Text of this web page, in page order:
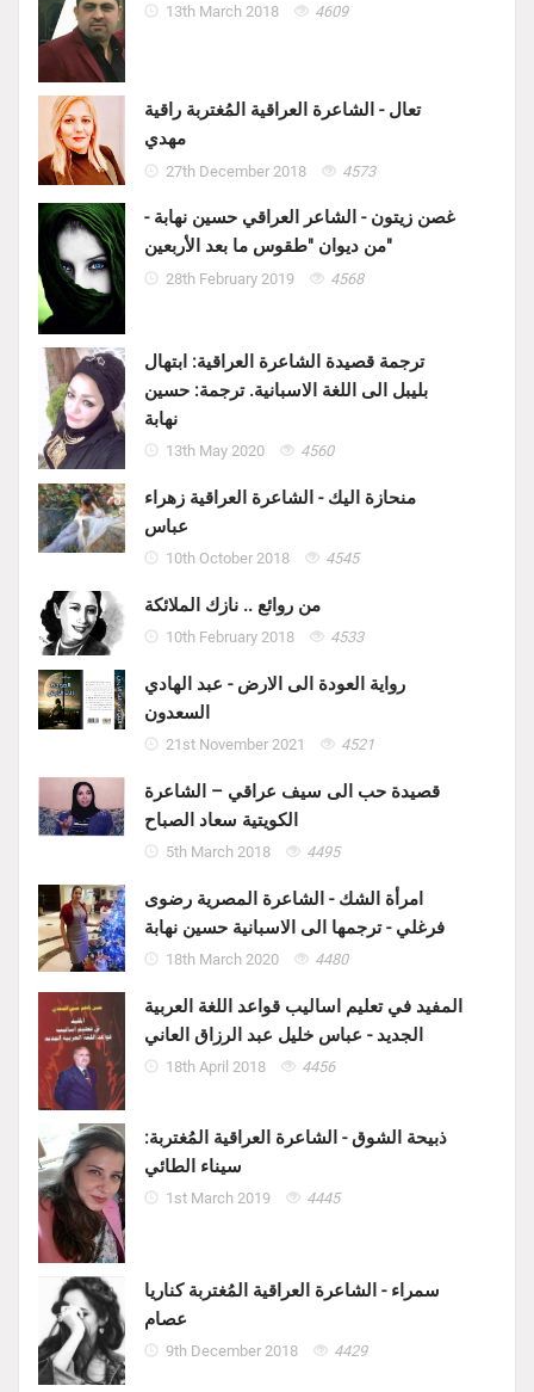
13th March 2018 4609
تعال - الشاعرة العراقية المُغتربة راقية
مهدي
27th December 2018 4573
غصن زيتون - الشاعر العراقي حسين نهابة -
من ديوان "طقوس ما بعد الأربعين"
28th February 2019 4568
ترجمة قصيدة الشاعرة العراقية: ابتهال
بليبل الى اللغة الاسبانية. ترجمة: حسين
نهابة
13th May 2020 4560
منحازة اليك - الشاعرة العراقية زهراء
عباس
10th October 2018 4545
من روائع .. نازك الملائكة
10th February 2018 4533
رواية العودة الى الارض - عبد الهادي
السعدون
21st November 2021 4521
قصيدة حب الى سيف عراقي – الشاعرة
الكويتية سعاد الصباح
5th March 2018 4495
امرأة الشك - الشاعرة المصرية رضوى
فرغلي - ترجمها الى الاسبانية حسين نهابة
18th March 2020 4480
المفيد في تعليم اساليب قواعد اللغة العربية
الجديد - عباس خليل عبد الرزاق العاني
18th April 2018 4456
ذبيحة الشوق - الشاعرة العراقية المُغتربة:
سيناء الطائي
1st March 2019 4445
سمراء - الشاعرة العراقية المُغتربة كناريا
عصام
9th December 2018 4429